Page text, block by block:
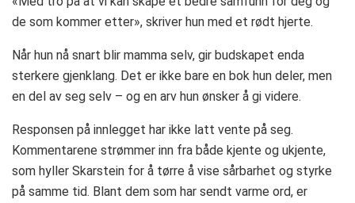
de som kommer etter», skriver hun med et rødt hjerte.
Når hun nå snart blir mamma selv, gir budskapet enda
sterkere gjenklang. Det er ikke bare en bok hun deler, men
en del av seg selv – og en arv hun ønsker å gi videre.
Responsen på innlegget har ikke latt vente på seg.
Kommentarene strømmer inn fra både kjente og ukjente,
som hyller Skarstein for å tørre å vise sårbarhet og styrke
på samme tid. Blant dem som har sendt varme ord, er